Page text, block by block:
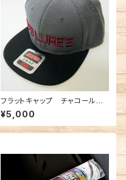
フラットキャップ チャコール／
ブラック
¥5,000